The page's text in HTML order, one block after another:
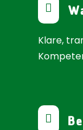

Klare,
